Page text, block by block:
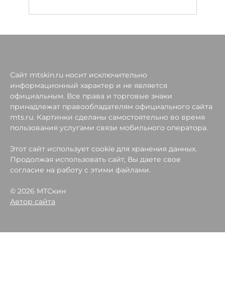
Сайт mtskin.ru носит исключительно
информационный характер и не является
официальным. Все права и торговые знаки
принадлежат правообладателям официального сайта
mts.ru. Картинки сделаны самостоятельно во время
пользования услугами связи мобильного оператора.
Этот сайт использует cookie для хранения данных.
Продолжая использовать сайт, Вы даете свое
согласие на работу с этими файлами.
© 2026 МТСкин
Автор сайта